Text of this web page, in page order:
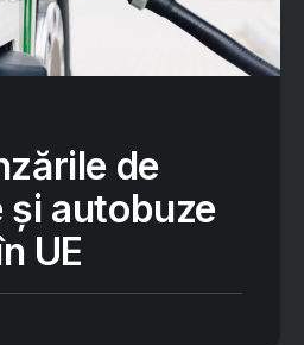
de
și autobuze
UE